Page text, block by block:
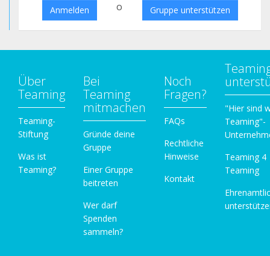
Anmelden o Gruppe unterstützen
Über
Teaming
Teaming-
Stiftung
Was ist
Teaming?
Bei
Teaming
mitmachen
Gründe deine
Gruppe
Einer Gruppe
beitreten
Wer darf
Spenden
sammeln?
Noch
Fragen?
FAQs
Rechtliche
Hinweise
Kontakt
"Hier sind
Teaming"-
Teaming 4
Teaming